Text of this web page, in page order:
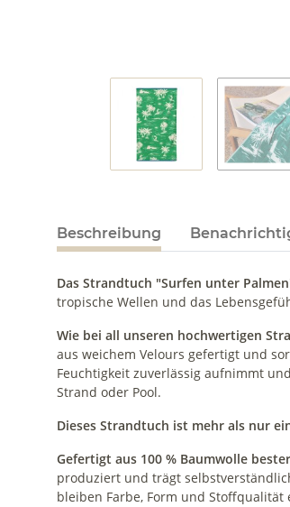
Beschreibung
Das Strandtuch "Surfen unter
tropische Wellen und das
Wie bei all unseren hochwertigen
aus weichem Velours gefertigt und
Feuchtigkeit zuverlässig aufnimmt
Strand oder Pool.
Dieses Strandtuch ist mehr als nur
Gefertigt aus 100 % Baumwolle
produziert und trägt
bleiben Farbe, Form und Stoffqualität